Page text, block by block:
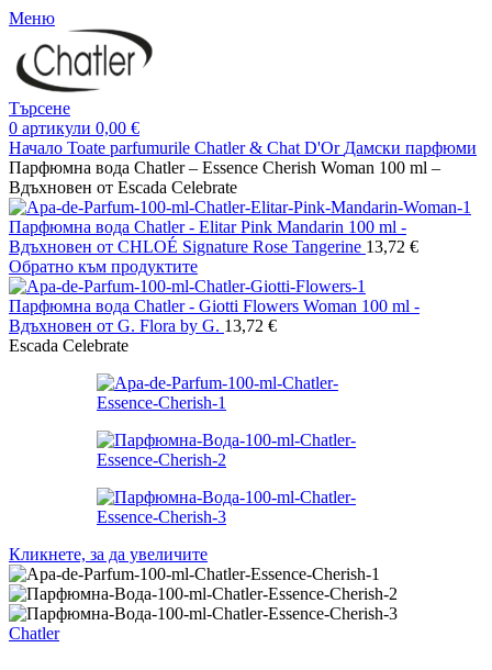
Меню
Търсене
0 артикули 0,00 €
Начало Toate parfumurile Chatler & Chat D'Or Дамски парфюми
Парфюмна вода Chatler – Essence Cherish Woman 100 ml –
Вдъхновен от Escada Celebrate
Парфюмна вода Chatler - Elitar Pink Mandarin 100 ml -
Вдъхновен от CHLOÉ Signature Rose Tangerine 13,72 €
Обратно към продуктите
Парфюмна вода Chatler - Giotti Flowers Woman 100 ml -
Вдъхновен от G. Flora by G. 13,72 €
Escada Celebrate
Кликнете, за да увеличите
Chatler